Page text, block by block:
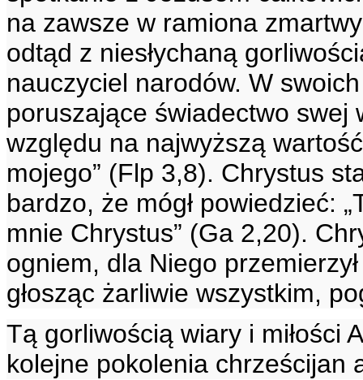
na zawsze w ramiona
odtąd z niesłychaną
nauczyciel narodów. W
poruszające świadectwo swej
względu na najwyższą
mojego” (Flp 3,8). Chrystus
bardzo, że mógł powiedzieć:
mnie Chrystus” (Ga 2,20).
ogniem, dla Niego
głosząc żarliwie wszystkim,
Tą gorliwością wiary i miłości
kolejne pokolenia chrześcijan